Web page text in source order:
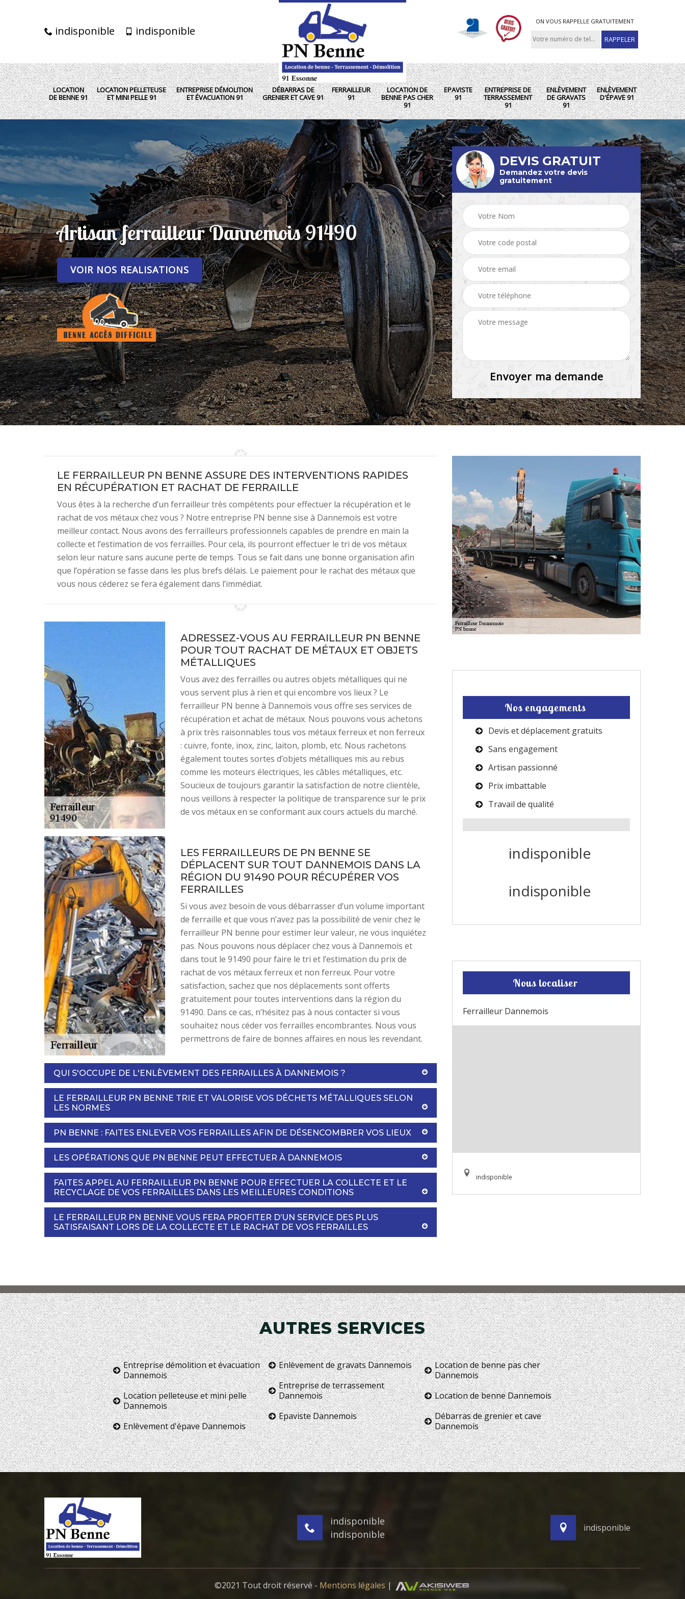
indisponible indisponible
ON VOUS RAPPELLE GRATUITEMENT
LOCATION
DE BENNE 91
LOCATION PELLETEUSE
ET MINI PELLE 91
ENTREPRISE DÉMOLITION
ET ÉVACUATION 91
DÉBARRAS DE
GRENIER ET CAVE 91
FERRAILLEUR
91
LOCATION DE
BENNE PAS CHER
91
EPAVISTE
91
ENTREPRISE DE
TERRASSEMENT
91
ENLÈVEMENT
DE GRAVATS
91
ENLÈVEMENT
D'ÉPAVE 91
Artisan ferrailleur Dannemois 91490
VOIR NOS REALISATIONS
DEVIS GRATUIT
Demandez votre devis
gratuitement
LE FERRAILLEUR PN BENNE ASSURE DES INTERVENTIONS RAPIDES
EN RÉCUPÉRATION ET RACHAT DE FERRAILLE
Vous êtes à la recherche d’un ferrailleur très compétents pour effectuer la récupération et le
rachat de vos métaux chez vous ? Notre entreprise PN benne sise à Dannemois est votre
meilleur contact. Nous avons des ferrailleurs professionnels capables de prendre en main la
collecte et l’estimation de vos ferrailles. Pour cela, ils pourront effectuer le tri de vos métaux
selon leur nature sans aucune perte de temps. Tous se fait dans une bonne organisation afin
que l’opération se fasse dans les plus brefs délais. Le paiement pour le rachat des métaux que
vous nous céderez se fera également dans l’immédiat.
ADRESSEZ-VOUS AU FERRAILLEUR PN BENNE
POUR TOUT RACHAT DE MÉTAUX ET OBJETS
MÉTALLIQUES
Vous avez des ferrailles ou autres objets métalliques qui ne
vous servent plus à rien et qui encombre vos lieux ? Le
ferrailleur PN benne à Dannemois vous offre ses services de
récupération et achat de métaux. Nous pouvons vous achetons
à prix très raisonnables tous vos métaux ferreux et non ferreux
: cuivre, fonte, inox, zinc, laiton, plomb, etc. Nous rachetons
également toutes sortes d’objets métalliques mis au rebus
comme les moteurs électriques, les câbles métalliques, etc.
Soucieux de toujours garantir la satisfaction de notre clientèle,
nous veillons à respecter la politique de transparence sur le prix
de vos métaux en se conformant aux cours actuels du marché.
LES FERRAILLEURS DE PN BENNE SE
DÉPLACENT SUR TOUT DANNEMOIS DANS LA
RÉGION DU 91490 POUR RÉCUPÉRER VOS
FERRAILLES
Si vous avez besoin de vous débarrasser d’un volume important
de ferraille et que vous n’avez pas la possibilité de venir chez le
ferrailleur PN benne pour estimer leur valeur, ne vous inquiétez
pas. Nous pouvons nous déplacer chez vous à Dannemois et
dans tout le 91490 pour faire le tri et l’estimation du prix de
rachat de vos métaux ferreux et non ferreux. Pour votre
satisfaction, sachez que nos déplacements sont offerts
gratuitement pour toutes interventions dans la région du
91490. Dans ce cas, n’hésitez pas à nous contacter si vous
souhaitez nous céder vos ferrailles encombrantes. Nous vous
permettrons de faire de bonnes affaires en nous les revendant.
QUI S'OCCUPE DE L'ENLÈVEMENT DES FERRAILLES À DANNEMOIS ?
LE FERRAILLEUR PN BENNE TRIE ET VALORISE VOS DÉCHETS MÉTALLIQUES SELON
LES NORMES
PN BENNE : FAITES ENLEVER VOS FERRAILLES AFIN DE DÉSENCOMBRER VOS LIEUX
LES OPÉRATIONS QUE PN BENNE PEUT EFFECTUER À DANNEMOIS
FAITES APPEL AU FERRAILLEUR PN BENNE POUR EFFECTUER LA COLLECTE ET LE
RECYCLAGE DE VOS FERRAILLES DANS LES MEILLEURES CONDITIONS
LE FERRAILLEUR PN BENNE VOUS FERA PROFITER D’UN SERVICE DES PLUS
SATISFAISANT LORS DE LA COLLECTE ET LE RACHAT DE VOS FERRAILLES
Nos engagements
Devis et déplacement gratuits
Sans engagement
Artisan passionné
Prix imbattable
Travail de qualité
indisponible
indisponible
Nous localiser
Ferrailleur Dannemois
indisponible
AUTRES SERVICES
Entreprise démolition et évacuation
Dannemois
Location pelleteuse et mini pelle
Dannemois
Enlèvement d'épave Dannemois
Enlèvement de gravats Dannemois
Entreprise de terrassement
Dannemois
Epaviste Dannemois
Location de benne pas cher
Dannemois
Location de benne Dannemois
Débarras de grenier et cave
Dannemois
indisponible
indisponible
indisponible
©2021 Tout droit réservé - Mentions légales |